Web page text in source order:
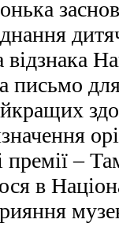
письмо
–
в